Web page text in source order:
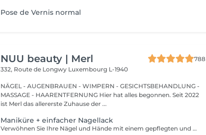
Pose de Vernis normal
NUU beauty | Merl
788
332, Route de Longwy Luxembourg L-1940
NÄGEL - AUGENBRAUEN - WIMPERN - GESICHTSBEHANDLUNG -
MASSAGE - HAARENTFERNUNG Hier hat alles begonnen. Seit 2022
ist Merl das allererste Zuhause der ...
Maniküre + einfacher Nagellack
Verwöhnen Sie Ihre Nägel und Hände mit einem gepflegten und ordentlichen Erscheinungsbild! Unsere Technikerinnen werden effektiv abgestorbene Hautzellen entfernen, die Nägel in Form bringen und feilen sowie die äußere Oberfläche polieren. Am Ende dieser Behandlung wird ein regulärer Nagellack aufgetragen. Unsere Meisterinnen bieten klassische, Hardware- oder kombinierte Maniküre an. Wie wird die Maniküre mit regulärer Nagellack durchgeführt? - rauhe Haut wird entfernt - die Form der Nagelplatte wird korrigiert - die Nagelhaut und seitlichen Rillen werden korrigiert - Nagellack wird aufgetragen - Nagelhautöl und Handcreme werden aufgetragen Altersbeschränkungen: empfohlen ab 14 Jahren. Empfehlungen nach dem Eingriff: es gibt keine speziellen Empfehlungen nach diesem Verfahren. Frequenz: einmal in 3 Wochen.